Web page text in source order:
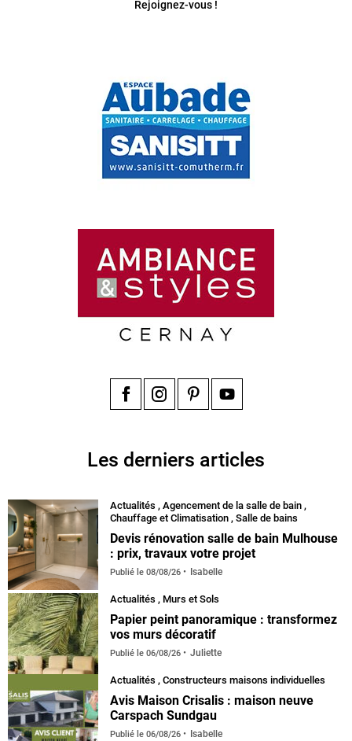
Rejoignez-vous !
Les derniers articles
Actualités , Agencement de la salle de bain ,
Chauffage et Climatisation , Salle de bains
Devis rénovation salle de bain Mulhouse
: prix, travaux votre projet
Publié le 08/08/26 Isabelle
Actualités , Murs et Sols
Papier peint panoramique : transformez
vos murs décoratif
Publié le 06/08/26 Juliette
Actualités , Constructeurs maisons individuelles
Avis Maison Crisalis : maison neuve
Carspach Sundgau
Publié le 06/08/26 Isabelle